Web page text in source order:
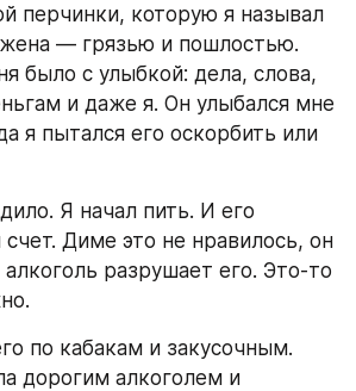
перчинки, которую я называл
― грязью и пошлостью.
было с улыбкой: дела, слова,
и даже я. Он улыбался мне
я пытался его оскорбить или
Я начал пить. И его
счет. Диме это не нравилось, он
разрушает его. Это-то
по кабакам и закусочным.
дорогим алкоголем и